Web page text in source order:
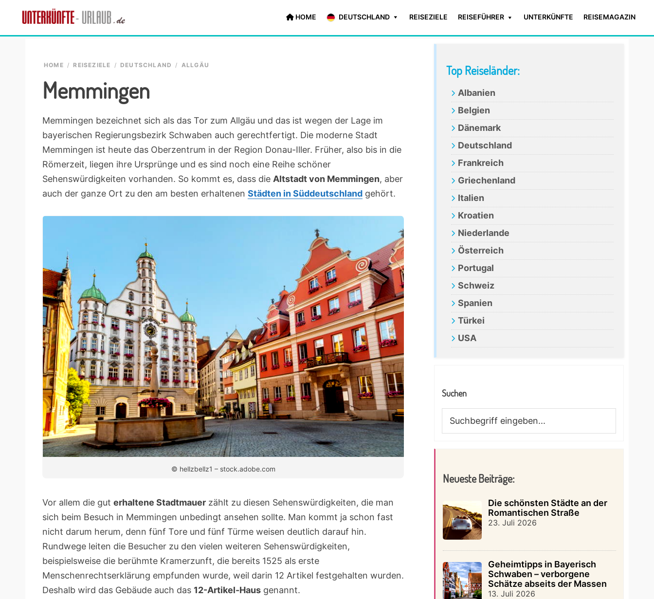
primary
main
primary
footerUnterkünfte-
finde
passende
Unterkunft
HOME DEUTSCHLAND REISEZIELE REISEFÜHRER UNTERKÜNFTE REISEMAGAZIN
HOME / REISEZIELE / DEUTSCHLAND / ALLGÄU
Memmingen
Memmingen bezeichnet sich als das Tor zum Allgäu und das ist wegen der Lage im
bayerischen Regierungsbezirk Schwaben auch gerechtfertigt. Die moderne Stadt
Memmingen ist heute das Oberzentrum in der Region Donau-Iller. Früher, also bis in die
Römerzeit, liegen ihre Ursprünge und es sind noch eine Reihe schöner
Sehenswürdigkeiten vorhanden. So kommt es, dass die Altstadt von Memmingen, aber
auch der ganze Ort zu den am besten erhaltenen Städten in Süddeutschland gehört.
© hellzbellz1 – stock.adobe.com
Vor allem die gut erhaltene Stadtmauer zählt zu diesen Sehenswürdigkeiten, die man
sich beim Besuch in Memmingen unbedingt ansehen sollte. Man kommt ja schon fast
nicht darum herum, denn fünf Tore und fünf Türme weisen deutlich darauf hin.
Rundwege leiten die Besucher zu den vielen weiteren Sehenswürdigkeiten,
beispielsweise die berühmte Kramerzunft, die bereits 1525 als erste
Menschenrechtserklärung empfunden wurde, weil darin 12 Artikel festgehalten wurden.
Deshalb wird das Gebäude auch das 12-Artikel-Haus genannt.
Primary
Sidebar
Top Reiseländer:
Albanien
Belgien
Dänemark
Deutschland
Frankreich
Griechenland
Italien
Kroatien
Niederlande
Österreich
Portugal
Schweiz
Spanien
Türkei
USA
Suchen
eingeben...
Neueste Beiträge:
Die schönsten Städte an der
Romantischen Straße
23. Juli 2026
Geheimtipps in Bayerisch
Schwaben – verborgene
Schätze abseits der Massen
13. Juli 2026